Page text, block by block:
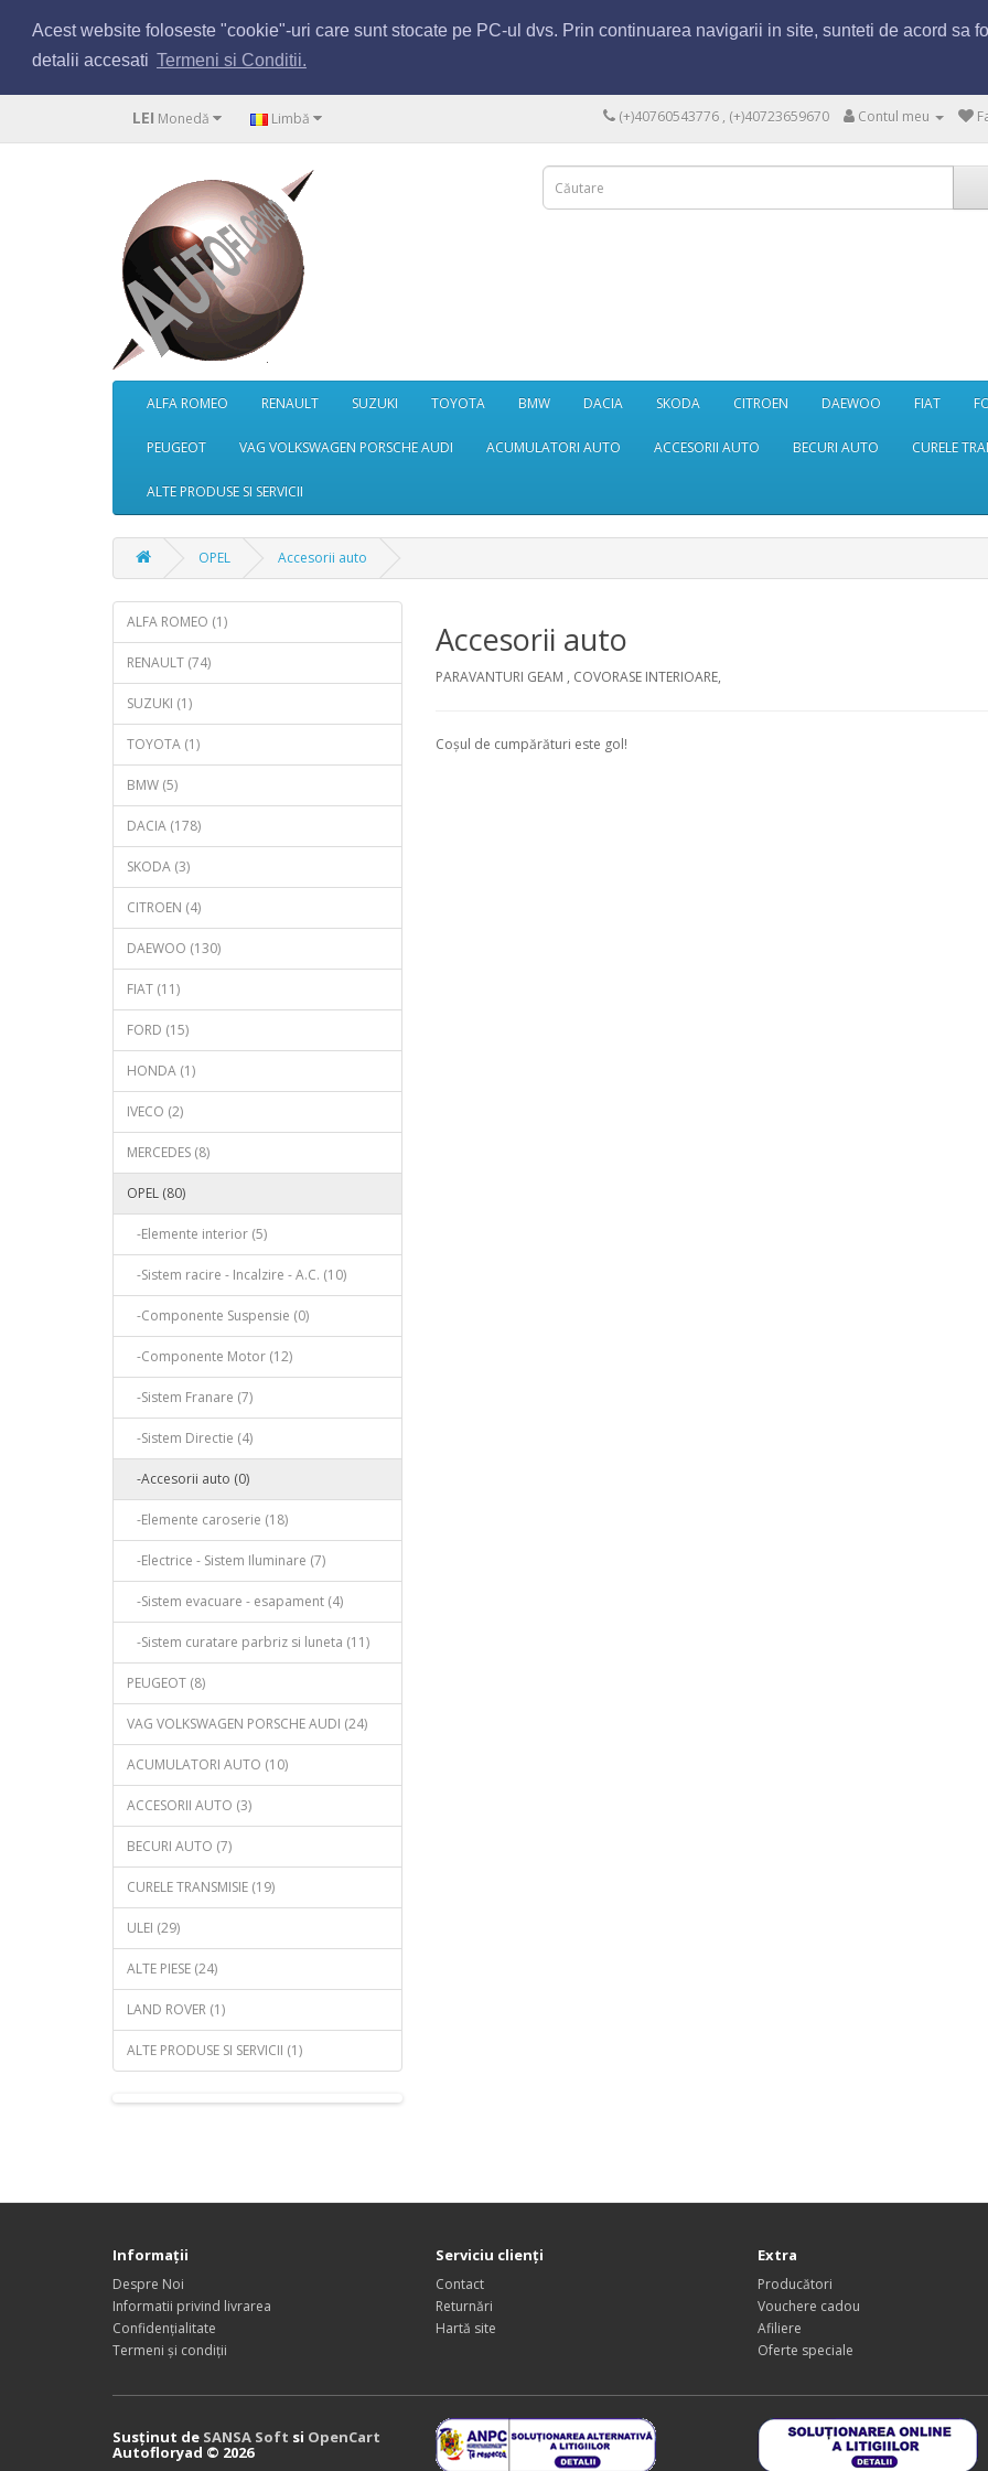
Acest website foloseste "cookie"-uri care sunt stocate pe PC-ul dvs. Prin continuarea navigarii in site, sunteti de acord sa
detalii accesati Termeni si Conditii.
LEI Monedă Limbă (+)40760543776 , (+)40723659670 Contul meu
ALFA ROMEO RENAULT SUZUKI TOYOTA BMW DACIA SKODA CITROEN DAEWOO FIAT
PEUGEOT VAG VOLKSWAGEN PORSCHE AUDI ACUMULATORI AUTO ACCESORII AUTO BECURI AUTO CURELE
ALTE PRODUSE SI SERVICII
OPEL Accesorii auto
ALFA ROMEO (1)
RENAULT (74)
SUZUKI (1)
TOYOTA (1)
BMW (5)
DACIA (178)
SKODA (3)
CITROEN (4)
DAEWOO (130)
FIAT (11)
FORD (15)
HONDA (1)
IVECO (2)
MERCEDES (8)
OPEL (80)
-Elemente interior (5)
-Sistem racire - Incalzire - A.C. (10)
-Componente Suspensie (0)
-Componente Motor (12)
-Sistem Franare (7)
-Sistem Directie (4)
-Accesorii auto (0)
-Elemente caroserie (18)
-Electrice - Sistem Iluminare (7)
-Sistem evacuare - esapament (4)
-Sistem curatare parbriz si luneta (11)
PEUGEOT (8)
VAG VOLKSWAGEN PORSCHE AUDI (24)
ACUMULATORI AUTO (10)
ACCESORII AUTO (3)
BECURI AUTO (7)
CURELE TRANSMISIE (19)
ULEI (29)
ALTE PIESE (24)
LAND ROVER (1)
ALTE PRODUSE SI SERVICII (1)
Accesorii auto
PARAVANTURI GEAM , COVORASE INTERIOARE,
Coșul de cumpărături este gol!
Informații
Despre Noi
Informatii privind livrarea
Confidențialitate
Termeni și condiții
Serviciu clienți
Contact
Returnări
Hartă site
Extra
Producători
Vouchere cadou
Afiliere
Oferte speciale
Susținut de SANSA Soft si OpenCart
Autofloryad © 2026